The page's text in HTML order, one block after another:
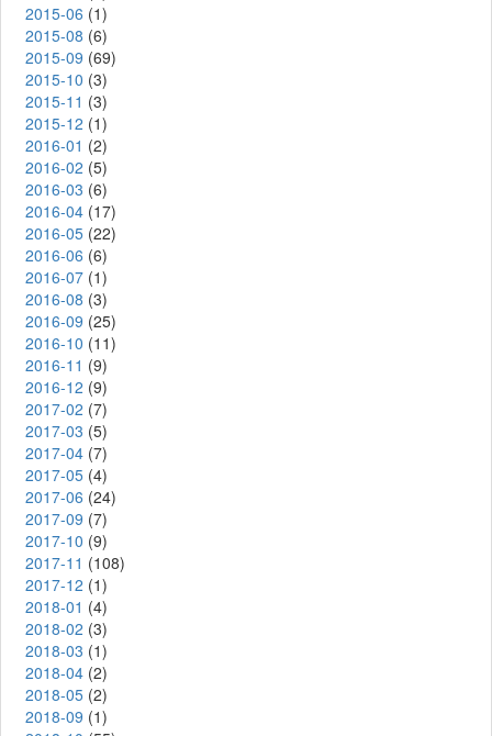
2015-06 (1)
2015-08 (6)
2015-09 (69)
2015-10 (3)
2015-11 (3)
2015-12 (1)
2016-01 (2)
2016-02 (5)
2016-03 (6)
2016-04 (17)
2016-05 (22)
2016-06 (6)
2016-07 (1)
2016-08 (3)
2016-09 (25)
2016-10 (11)
2016-11 (9)
2016-12 (9)
2017-02 (7)
2017-03 (5)
2017-04 (7)
2017-05 (4)
2017-06 (24)
2017-09 (7)
2017-10 (9)
2017-11 (108)
2017-12 (1)
2018-01 (4)
2018-02 (3)
2018-03 (1)
2018-04 (2)
2018-05 (2)
2018-09 (1)